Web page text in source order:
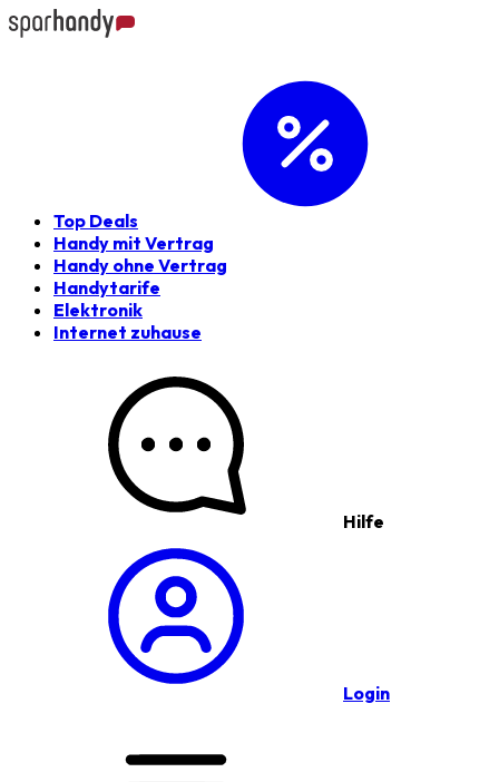
Top Deals
Handy mit Vertrag
Handy ohne Vertrag
Handytarife
Elektronik
Internet zuhause
Hilfe
Login